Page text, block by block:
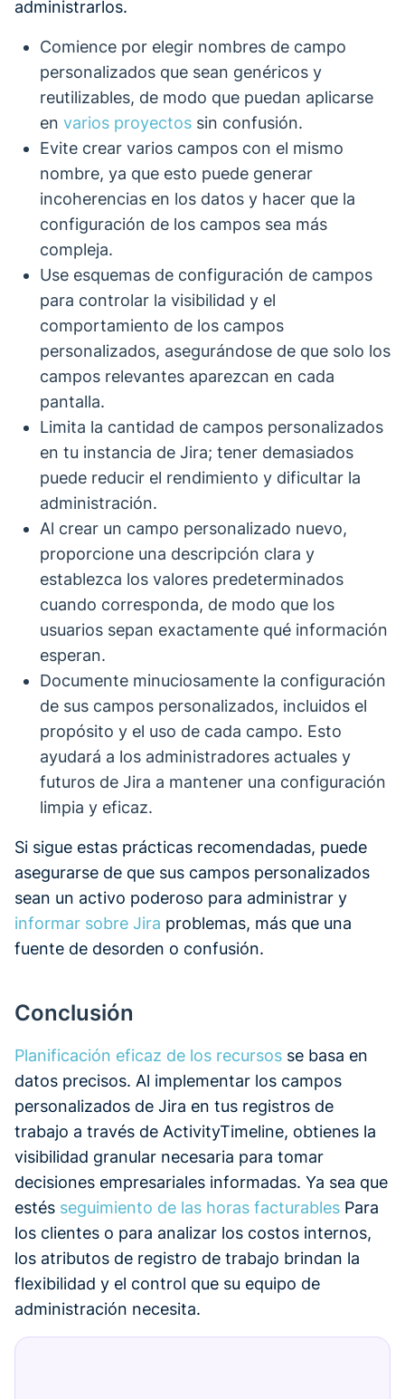
administrarlos.
Comience por elegir nombres de campo
personalizados que sean genéricos y
reutilizables, de modo que puedan aplicarse
en varios proyectos sin confusión.
Evite crear varios campos con el mismo
nombre, ya que esto puede generar
incoherencias en los datos y hacer que la
configuración de los campos sea más
compleja.
Use esquemas de configuración de campos
para controlar la visibilidad y el
comportamiento de los campos
personalizados, asegurándose de que solo los
campos relevantes aparezcan en cada
pantalla.
Limita la cantidad de campos personalizados
en tu instancia de Jira; tener demasiados
puede reducir el rendimiento y dificultar la
administración.
Al crear un campo personalizado nuevo,
proporcione una descripción clara y
establezca los valores predeterminados
cuando corresponda, de modo que los
usuarios sepan exactamente qué información
esperan.
Documente minuciosamente la configuración
de sus campos personalizados, incluidos el
propósito y el uso de cada campo. Esto
ayudará a los administradores actuales y
futuros de Jira a mantener una configuración
limpia y eficaz.
Si sigue estas prácticas recomendadas, puede
asegurarse de que sus campos personalizados
sean un activo poderoso para administrar y
informar sobre Jira problemas, más que una
fuente de desorden o confusión.
Conclusión
Planificación eficaz de los recursos se basa en
datos precisos. Al implementar los campos
personalizados de Jira en tus registros de
trabajo a través de ActivityTimeline, obtienes la
visibilidad granular necesaria para tomar
decisiones empresariales informadas. Ya sea que
estés seguimiento de las horas facturables Para
los clientes o para analizar los costos internos,
los atributos de registro de trabajo brindan la
flexibilidad y el control que su equipo de
administración necesita.